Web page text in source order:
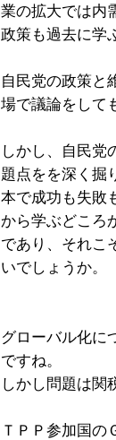
業の拡大では内
政策も過去に学
自民党の政策と
場で議論をして
しかし、自民党
題点をを深く掘
本で成功も失敗
から学ぶどころ
であり、それこ
いでしょうか。
グローバル化に
ですね。
しかし問題は関
ＴＰＰ参加国の